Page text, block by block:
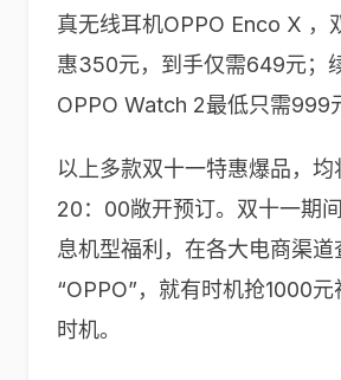
真无线耳机OPPO Enco X ，
惠350元，到手仅需649元；
OPPO Watch 2最低只需999
以上多款双十一特惠爆品，均
20：00敞开预订。双十一期
息机型福利，在各大电商渠道
“OPPO”，就有时机抢1000
时机。